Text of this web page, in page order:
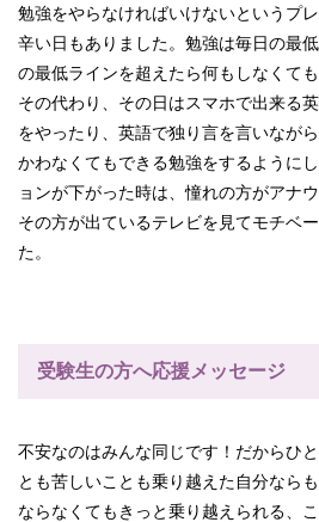
勉強をやらなければいけないというプ
辛い日もありました。勉強は毎日の最
の最低ラインを超えたら何もしなくて
その代わり、その日はスマホで出来る
をやったり、英語で独り言を言いなが
かわなくてもできる勉強をするように
ョンが下がった時は、憧れの方がアナ
その方が出ているテレビを見てモチベ
た。
受験生の方へ応援メッセージ
不安なのはみんな同じです！だからひ
とも苦しいことも乗り越えた自分なら
ならなくてもきっと乗り越えられる、